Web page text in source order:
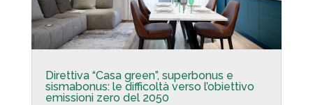
Direttiva “Casa green”, superbonus e
sismabonus: le difficoltà verso l’obiettivo
emissioni zero del 2050